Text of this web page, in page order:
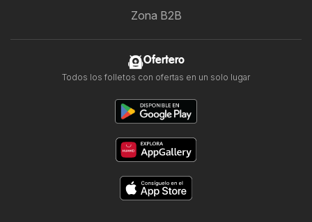
Zona B2B
Ofertero
Todos los folletos con ofertas en un solo lugar